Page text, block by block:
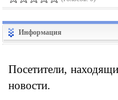
Информация
Посетители,
новости.